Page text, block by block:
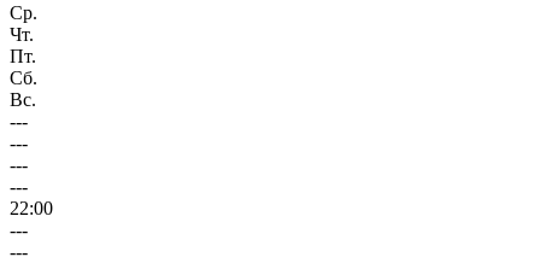
Ср.
Чт.
Пт.
Сб.
Вс.
---
---
---
---
22:00
---
---